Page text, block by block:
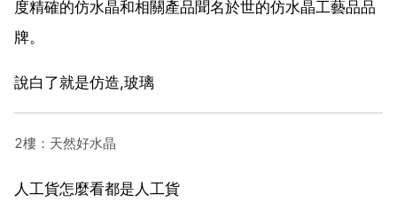
度精確的仿水晶和相關產品聞名於世的仿水晶工藝品品
牌。
說白了就是仿造,玻璃
2樓：天然好水晶
人工貨怎麼看都是人工貨